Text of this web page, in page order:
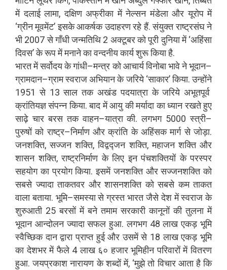
में दलाई लामा,दक्षिण अफ्रीका में नेल्सन मंडेला और यूरोप में
‘ग्रीन मूवमेंट’ इसके आकर्षक उदाहरण रहे हैं.संयुक्त राष्ट्रसंघ ने
भी2007से गाँधी जन्मतिथि 2 अक्टूबर को पूरी दुनिया में ‘अहिंसा
दिवस’केरूपमेंमनानेकावन्दनीयकार्यशुरूकियाहै.
भारतमेंसर्वोदयकेगांधी–मन्त्र को आचार्यविनोबा भावेनेभूदान–
ग्रामदान–ग्रामस्वराज अभियानकेजरिये ‘साकार’किया.उन्होंने
1951से13साल तक अखंड पदयात्रा के जरिये अभूतपूर्व
क्रांतियज्ञ संपन्न किया.बाद में आयु की मर्यादा का ध्यान रखते हुए
साढ़े चार बरस तक वाहन–यात्रा की.लगभग5000स्त्री–
पुरुषों को राष्ट्र–निर्माण और क्रांति के अहिंसक मार्ग से जोड़ा.
जनशक्ति,सज्जन शक्ति,विद्वद्जन शक्ति,महाजन शक्ति और
शासन शक्ति,राष्ट्रनिर्माण के लिए इन पंचशक्तियों के परस्पर
सहयोग का प्रयोग किया.इसमें जनशक्ति और सज्जनशक्ति को
सबसे ज्यादा ताकतवर और शासनशक्ति को सबसे कम ताकत
वाला बताया. भूमि–समस्या से ग्रस्त भारत जैसे देश में स्वराज के
शुरुआती25बरसों में बने तमाम सरकारी कानूनों की तुलना में
भूदान आन्दोलन ज्यादा सफल हुआ.लगभग48लाख एकड़ भूमि
स्वैच्छिक दान द्वारा प्राप्त हुई और उसमें से18लाख एकड़ भूमि
का देशभर में फैले4लाख ६० हजार भूमिहीन परिवारों में वितरण
हुआ.जयप्रकाश नारायण के शब्दों में, ‘मुझे तो विचार आता है कि